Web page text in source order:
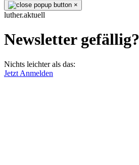
×
luther.aktuell
Newsletter gefällig?
Nichts leichter als das:
Jetzt Anmelden